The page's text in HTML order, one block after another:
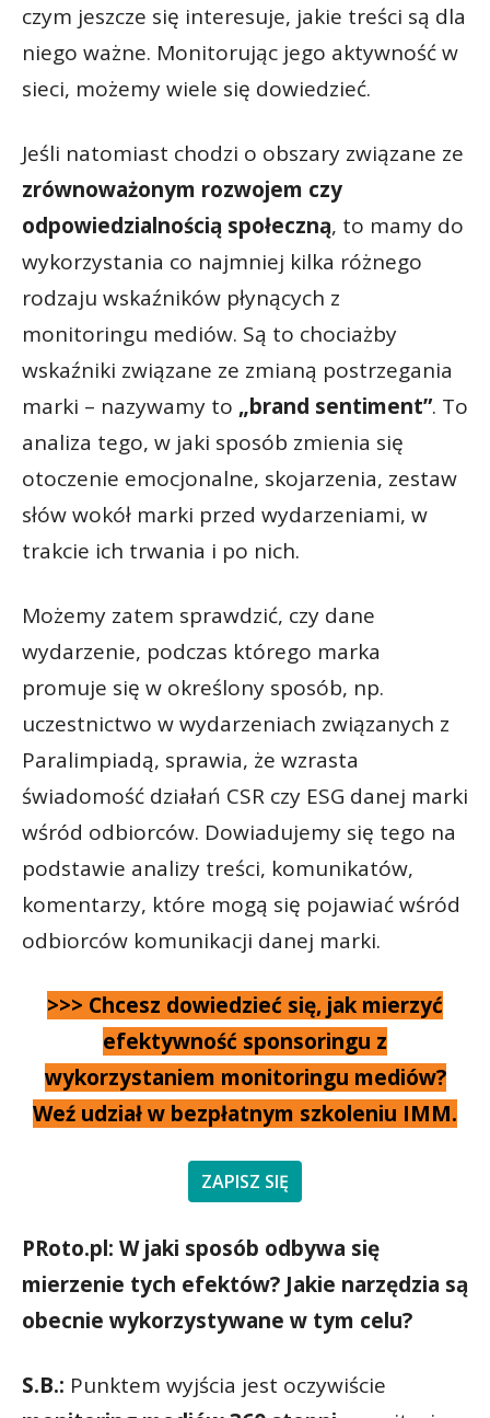
czym jeszcze się interesuje, jakie treści są dla
niego ważne. Monitorując jego aktywność w
sieci, możemy wiele się dowiedzieć.
Jeśli natomiast chodzi o obszary związane ze
zrównoważonym rozwojem czy
odpowiedzialnością społeczną, to mamy do
wykorzystania co najmniej kilka różnego
rodzaju wskaźników płynących z
monitoringu mediów. Są to chociażby
wskaźniki związane ze zmianą postrzegania
marki – nazywamy to „brand sentiment”. To
analiza tego, w jaki sposób zmienia się
otoczenie emocjonalne, skojarzenia, zestaw
słów wokół marki przed wydarzeniami, w
trakcie ich trwania i po nich.
Możemy zatem sprawdzić, czy dane
wydarzenie, podczas którego marka
promuje się w określony sposób, np.
uczestnictwo w wydarzeniach związanych z
Paralimpiadą, sprawia, że wzrasta
świadomość działań CSR czy ESG danej marki
wśród odbiorców. Dowiadujemy się tego na
podstawie analizy treści, komunikatów,
komentarzy, które mogą się pojawiać wśród
odbiorców komunikacji danej marki.
>>> Chcesz dowiedzieć się, jak mierzyć
efektywność sponsoringu z
wykorzystaniem monitoringu mediów?
Weź udział w bezpłatnym szkoleniu IMM.
ZAPISZ SIĘ
PRoto.pl: W jaki sposób odbywa się
mierzenie tych efektów? Jakie narzędzia są
obecnie wykorzystywane w tym celu?
S.B.: Punktem wyjścia jest oczywiście